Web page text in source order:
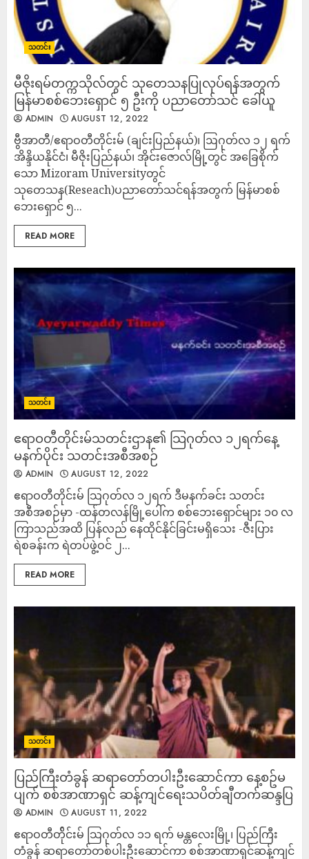
သတင်း
မီဇိုးရမ်တက္ကသိုလ်တွင် သုတေသနပြုလုပ်ရန်အတွက်
မြန်မာစစ်ဘေးရှောင် ၅ ဦးကို ပညာတော်သင် ခေါ်ယူ
ADMIN AUGUST 12, 2022
ဗွီအာတီ/ဧရာဝတီတိုင်းမ် (ချင်းပြည်နယ်)၊ ဩဂုတ်လ ၁၂ ရက်
အိန္ဒိယနိုင်ငံ၊ မီဇိုးပြည်နယ်၊ အိုင်းဇောလ်မြို့တွင် အခြေစိုက်
သော Mizoram Universityတွင်
သုတေသန(Reseach)ပညာတော်သင်ရန်အတွက် မြန်မာစစ်
ဘေးရှောင် ၅...
READ MORE
သတင်း
ဧရာဝတီတိုင်းမ်သတင်းဌာန၏ သြဂုတ်လ ၁၂ရက်နေ့
မနက်ပိုင်း သတင်းအစီအစဉ်
ADMIN AUGUST 12, 2022
ဧရာဝတီတိုင်းမ် သြဂုတ်လ ၁၂ရက် ဒီမနက်ခင်း သတင်း
အစီအစဉ်မှာ -ထန်တလန်မြို့ပေါ်က စစ်ဘေးရှောင်များ ၁၀ လ
ကြာသည်အထိ ပြန်လည် နေထိုင်နိုင်ခြင်းမရှိသေး -ဇီးပြား
ရဲစခန်းက ရဲတပ်ဖွဲ့ဝင် ၂...
READ MORE
သတင်း
ပြည်ကြီးတံခွန် ဆရာတော်တပါးဦးဆောင်ကာ နေ့စဥ်မ
ပျက် စစ်အာဏာရှင် ဆန့်ကျင်ရေးသပိတ်ချီတက်ဆန္ဒပြ
ADMIN AUGUST 11, 2022
ဧရာဝတီတ်ိုင်းမ် သြဂုတ်လ ၁၁ ရက် မန္တလေးမြို့၊ ပြည်ကြီး
တံခွန် ဆရာတော်တစ်ပါးဦးဆောင်ကာ စစ်အာဏာရှင်ဆန့်ကျင်